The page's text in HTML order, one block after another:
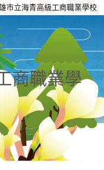
市立海青高級工商職業學校
商職業學